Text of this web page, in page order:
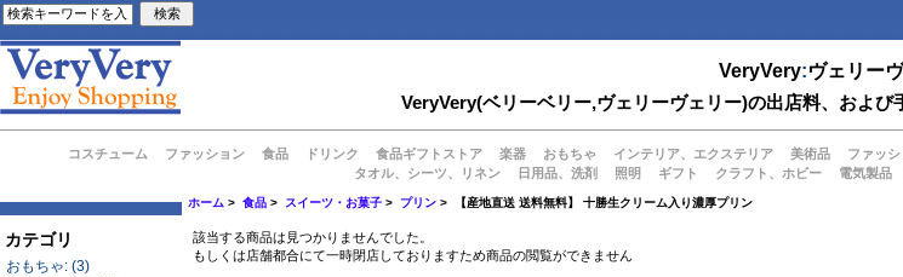
VeryVery:ヴェリー
VeryVery(ベリーベリー,ヴェリーヴェリー)の出店料、およ
コスチューム ファッション 食品 ドリンク 食品ギフトストア 楽器 おもちゃ インテリア、エクステリア 美術品 ファッ
タオル、シーツ、リネン
日用品、洗剤 照明 ギフト クラフト、ホビー 電気製品
カテゴリ
おもちゃ: (3)
ホーム >食品 >スイーツ・お菓子 > プリン > 【産地直送 送料無料】 十勝生クリーム入り濃厚プリン
該当する商品は見つかりませんでした。
もしくは店舗都合にて一時閉店しておりますため商品の閲覧ができません